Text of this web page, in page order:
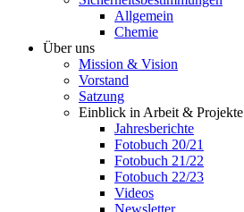
Allgemein
Chemie
Über uns
Mission & Vision
Vorstand
Satzung
Einblick in Arbeit & Projekte
Jahresberichte
Fotobuch 20/21
Fotobuch 21/22
Fotobuch 22/23
Videos
Newsletter